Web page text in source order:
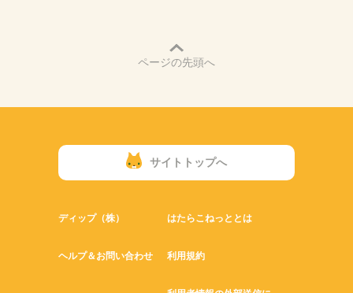
ページの先頭へ
サイトトップへ
ディップ（株） はたらこねっととは
ヘルプ＆お問い合わせ 利用規約